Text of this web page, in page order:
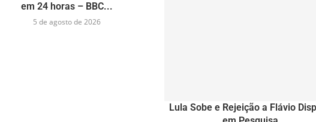
em 24 horas – BBC...
5 de agosto de 2026
Lula Sobe e Rejeição a Flávio